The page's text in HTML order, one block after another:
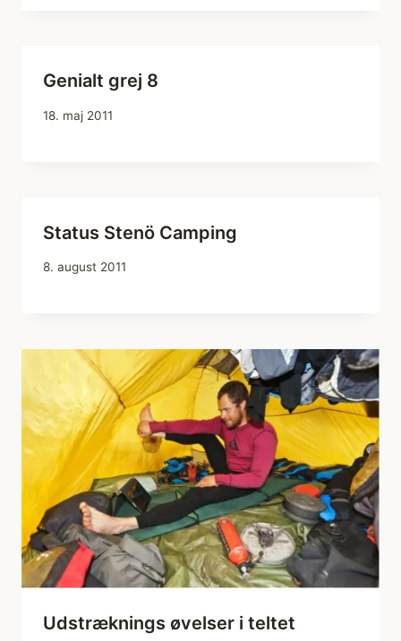
Genialt grej 8
18. maj 2011
Status Stenö Camping
8. august 2011
Udstræknings øvelser i teltet